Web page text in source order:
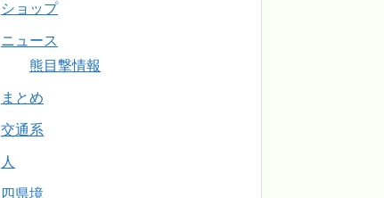
ショップ
ニュース
熊目撃情報
まとめ
交通系
人
四県境